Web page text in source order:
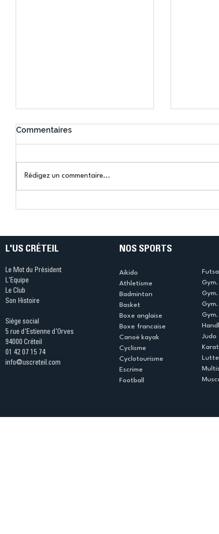
(Denise Huet)
(Didier
Commentaires
Rédigez un commentaire...
L'US CRÉTEIL
Le Mot du Président
L'Equipe
Le Club
Son Histoire
Siège social
5 rue d'Estienne d'Orves
94000 Créteil
01 42 07 15 74
info@uscreteil.com
NOS SPORTS
Aikido
Athletisme
Badminton
Basket
Boxe anglaise
Boxe francaise
Canoë kayak
Cyclisme
Cyclotourisme
Escrime
Football
Judo
Lutte